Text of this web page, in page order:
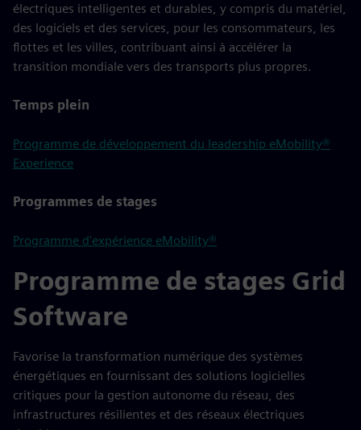
électriques intelligentes et durables, y compris du matériel,
des logiciels et des services, pour les consommateurs, les
flottes et les villes, contribuant ainsi à accélérer la
transition mondiale vers des transports plus propres.
Temps plein
Programme de développement du leadership eMobility®
Experience
Programmes de stages
Programme d'expérience eMobility®
Programme de stages Grid
Software
Favorise la transformation numérique des systèmes
énergétiques en fournissant des solutions logicielles
critiques pour la gestion autonome du réseau, des
infrastructures résilientes et des réseaux électriques